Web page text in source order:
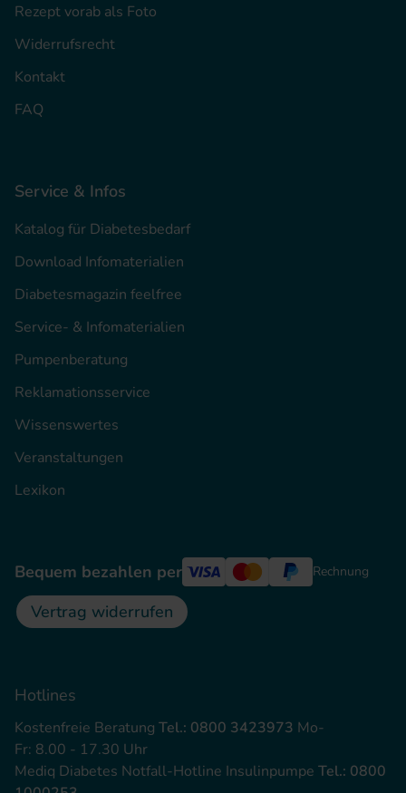
Rezept vorab als Foto
Widerrufsrecht
Kontakt
FAQ
Service & Infos
Katalog für Diabetesbedarf
Download Infomaterialien
Diabetesmagazin feelfree
Service- & Infomaterialien
Pumpenberatung
Reklamationsservice
Wissenswertes
Veranstaltungen
Lexikon
Bequem bezahlen per Rechnung
Vertrag widerrufen
Hotlines
Kostenfreie Beratung Tel.: 0800 3423973 Mo-
Fr: 8.00 - 17.30 Uhr
Mediq Diabetes Notfall-Hotline Insulinpumpe Tel.: 0800